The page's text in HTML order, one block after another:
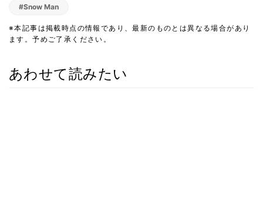
#Snow Man
※本記事は掲載時点の情報であり、最新のものとは異なる場合があり
ます。予めご了承ください。
あわせて読みたい